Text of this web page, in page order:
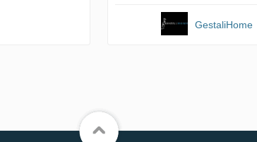
GestaliHome